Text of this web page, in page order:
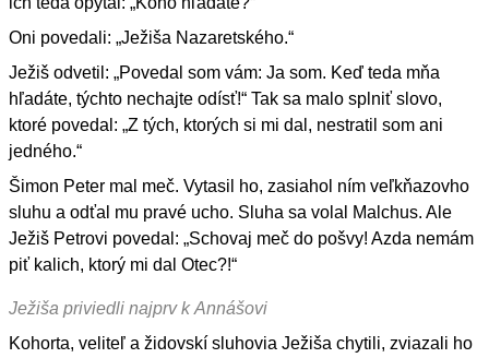
Oni povedali: „Ježiša Nazaretského.“
Ježiš odvetil: „Povedal som vám: Ja som. Keď teda mňa
hľadáte, týchto nechajte odísť!“ Tak sa malo splniť slovo,
ktoré povedal: „Z tých, ktorých si mi dal, nestratil som ani
jedného.“
Šimon Peter mal meč. Vytasil ho, zasiahol ním veľkňazovho
sluhu a odťal mu pravé ucho. Sluha sa volal Malchus. Ale
Ježiš Petrovi povedal: „Schovaj meč do pošvy! Azda nemám
piť kalich, ktorý mi dal Otec?!“
Ježiša priviedli najprv k Annášovi
Kohorta, veliteľ a židovskí sluhovia Ježiša chytili, zviazali ho